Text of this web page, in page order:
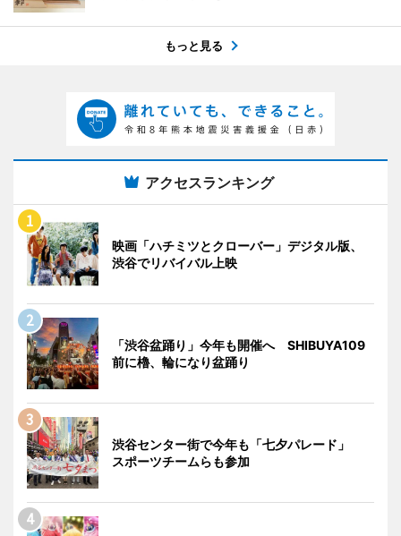
もっと見る
アクセスランキング
映画「ハチミツとクローバー」デジタル版、
渋谷でリバイバル上映
「渋谷盆踊り」今年も開催へ SHIBUYA109
前に櫓、輪になり盆踊り
渋谷センター街で今年も「七夕パレード」
スポーツチームらも参加